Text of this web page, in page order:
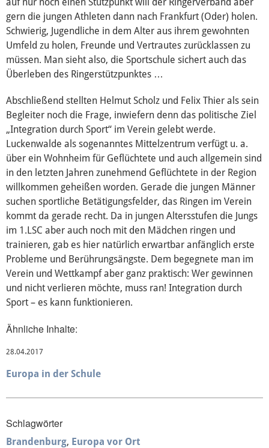
gern die jungen Athleten dann nach Frankfurt (Oder) holen.
Schwierig, Jugendliche in dem Alter aus ihrem gewohnten
Umfeld zu holen, Freunde und Vertrautes zurücklassen zu
müssen. Man sieht also, die Sportschule sichert auch das
Überleben des Ringerstützpunktes …
Abschließend stellten Helmut Scholz und Felix Thier als sein
Begleiter noch die Frage, inwiefern denn das politische Ziel
„Integration durch Sport“ im Verein gelebt werde.
Luckenwalde als sogenanntes Mittelzentrum verfügt u. a.
über ein Wohnheim für Geflüchtete und auch allgemein sind
in den letzten Jahren zunehmend Geflüchtete in der Region
willkommen geheißen worden. Gerade die jungen Männer
suchen sportliche Betätigungsfelder, das Ringen im Verein
kommt da gerade recht. Da in jungen Altersstufen die Jungs
im 1.LSC aber auch noch mit den Mädchen ringen und
trainieren, gab es hier natürlich erwartbar anfänglich erste
Probleme und Berührungsängste. Dem begegnete man im
Verein und Wettkampf aber ganz praktisch: Wer gewinnen
und nicht verlieren möchte, muss ran! Integration durch
Sport – es kann funktionieren.
Ähnliche Inhalte:
28.04.2017
Europa in der Schule
Schlagwörter
Brandenburg Europa vor Ort